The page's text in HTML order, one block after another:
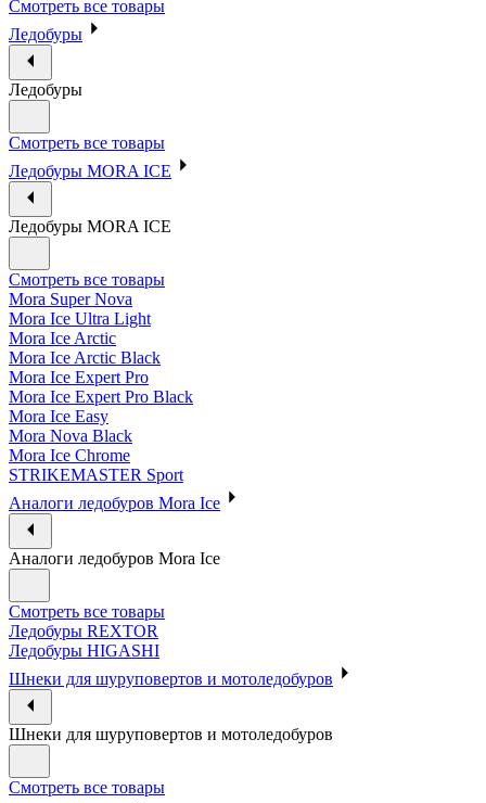
Смотреть все товары
Ледобуры
Ледобуры
Смотреть все товары
Ледобуры MORA ICE
Ледобуры MORA ICE
Смотреть все товары
Mora Super Nova
Mora Ice Ultra Light
Mora Ice Arctic
Mora Ice Arctic Black
Mora Ice Expert Pro
Mora Ice Expert Pro Black
Mora Ice Easy
Mora Nova Black
Mora Ice Chrome
STRIKEMASTER Sport
Аналоги ледобуров Mora Ice
Аналоги ледобуров Mora Ice
Смотреть все товары
Ледобуры REXTOR
Ледобуры HIGASHI
Шнеки для шуруповертов и мотоледобуров
Шнеки для шуруповертов и мотоледобуров
Смотреть все товары